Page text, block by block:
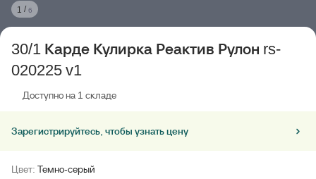
1 /6
30/1 Карде Кулирка Реактив Рулон rs-
020225 v1
Доступно на 1 складе
Зарегистрируйтесь, чтобы узнать цену
Цвет: Темно-серый